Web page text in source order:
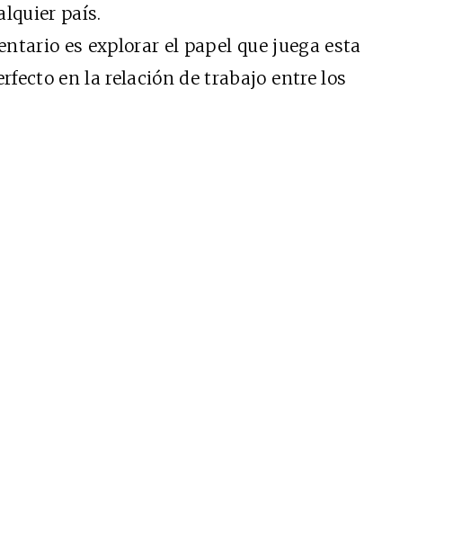
país.
es explorar el papel que juega esta
en la relación de trabajo entre los